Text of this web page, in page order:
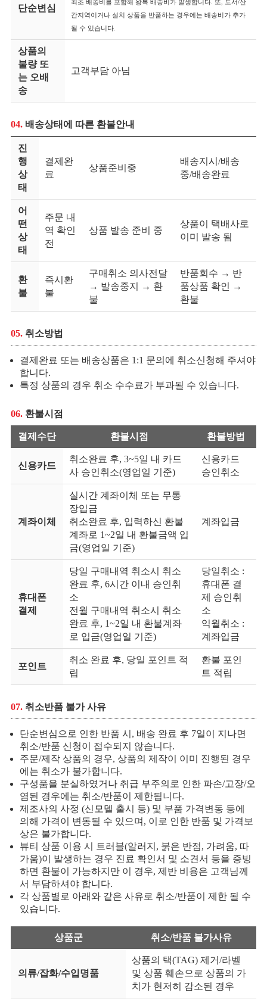
단순변심
최초 배송비를 포함해 왕복 배송비가 발생합니다. 또, 도서/산
간지역이거나 설치 상품을 반품하는 경우에는 배송비가 추가
될 수 있습니다.
상품의
불량 또
는 오배
송
고객부담 아님
04. 배송상태에 따른 환불안내
진
행
상
태
결제완
료
상품준비중
배송지시/배송
중/배송완료
어
떤
상
태
주문 내
역 확인
전
상품 발송 준비 중
상품이 택배사로
이미 발송 됨
환
불
즉시환
불
구매취소 의사전달
→ 발송중지 → 환
불
반품회수 → 반
품상품 확인 →
환불
05. 취소방법
결제완료 또는 배송상품은 1:1 문의에 취소신청해 주셔야
합니다.
특정 상품의 경우 취소 수수료가 부과될 수 있습니다.
06. 환불시점
결제수단 환불시점 환불방법
신용카드
취소완료 후, 3~5일 내 카드
사 승인취소(영업일 기준)
신용카드
승인취소
계좌이체
실시간 계좌이체 또는 무통
장입금
취소완료 후, 입력하신 환불
계좌로 1~2일 내 환불금액 입
금(영업일 기준)
계좌입금
휴대폰
결제
당일 구매내역 취소시 취소
완료 후, 6시간 이내 승인취
소
전월 구매내역 취소시 취소
완료 후, 1~2일 내 환불계좌
로 입금(영업일 기준)
당일취소 :
휴대폰 결
제 승인취
소
익월취소 :
계좌입금
포인트
취소 완료 후, 당일 포인트 적
립
환불 포인
트 적립
07. 취소반품 불가 사유
단순변심으로 인한 반품 시, 배송 완료 후 7일이 지나면
취소/반품 신청이 접수되지 않습니다.
주문/제작 상품의 경우, 상품의 제작이 이미 진행된 경우
에는 취소가 불가합니다.
구성품을 분실하였거나 취급 부주의로 인한 파손/고장/오
염된 경우에는 취소/반품이 제한됩니다.
제조사의 사정 (신모델 출시 등) 및 부품 가격변동 등에
의해 가격이 변동될 수 있으며, 이로 인한 반품 및 가격보
상은 불가합니다.
뷰티 상품 이용 시 트러블(알러지, 붉은 반점, 가려움, 따
가움)이 발생하는 경우 진료 확인서 및 소견서 등을 증빙
하면 환불이 가능하지만 이 경우, 제반 비용은 고객님께
서 부담하셔야 합니다.
각 상품별로 아래와 같은 사유로 취소/반품이 제한 될 수
있습니다.
상품군 취소/반품 불가사유
의류/잡화/수입명품
상품의 택(TAG) 제거/라벨
및 상품 훼손으로 상품의 가
치가 현저히 감소된 경우